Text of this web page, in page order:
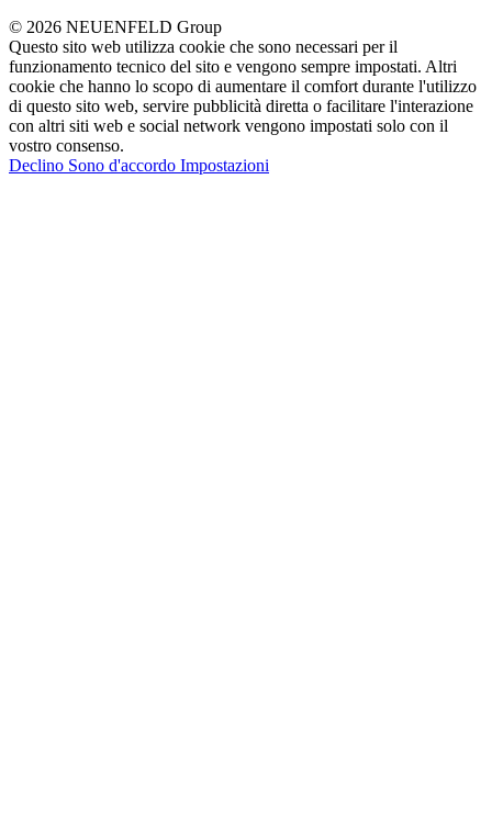
© 2026 NEUENFELD Group
Questo sito web utilizza cookie che sono necessari per il
funzionamento tecnico del sito e vengono sempre impostati. Altri
cookie che hanno lo scopo di aumentare il comfort durante l'utilizzo
di questo sito web, servire pubblicità diretta o facilitare l'interazione
con altri siti web e social network vengono impostati solo con il
vostro consenso.
Declino Sono d'accordo Impostazioni